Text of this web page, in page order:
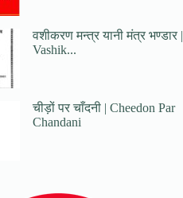
वशीकरण मन्त्र यानी मंत्र भण्डार |
Vashik...
चीड़ों पर चाँदनी | Cheedon Par
Chandani